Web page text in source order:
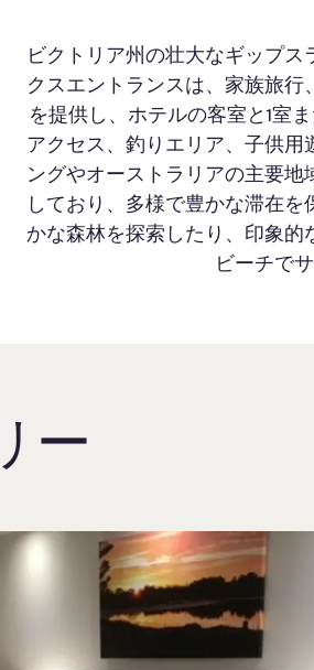
ビクトリア州の壮大なギップ
クスエントランスは、家族旅
を提供し、ホテルの客室と1室
アクセス、釣りエリア、子供用
ングやオーストラリアの主要
しており、多様で豊かな滞在
かな森林を探索したり、印象
ビーチで
ー